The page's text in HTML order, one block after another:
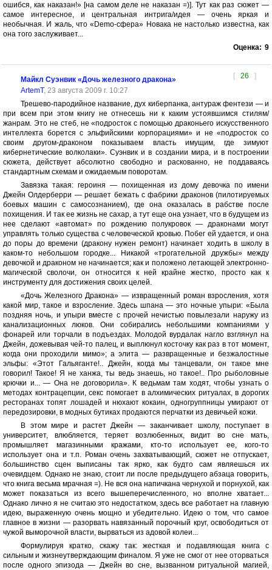
ошибся, как наказан!» [на самом деле не наказан =)]. Тут как раз сюжет —
самое интересное, и центральная интрига/идея — очень яркая и
необычная. И жаль, что «Demo-сфера» Новака не настолько известна, как
она того заслуживает...
Оценка: 9
[ 26 ]
Майкл Суэнвик «Дочь железного дракона»
ArtemT, 23 августа 2009 г. 10:27
Трешево-пародийное название, дух киберпанка, антураж фентези — и
при всем при этом книгу не отнесешь ни к каким устоявшимся стилям/
жанрам. Это не стеб, не «подросток с помощью драконьего искусственного
интеллекта борется с эльфийскими корпорациями» и не «подросток со
своим другом-драконом показываем власть имущим, где зимуют
кибернетические волколаки». Суэнвик и в создании мира, и в построении
сюжета, действует абсолютно свободно и раскованно, не поддаваясь
стандартным схемам и ожидаемым поворотам.
Завязка такая: героиня — похищенная из дому девочка по имени
Джейн Олдерберри — решает бежать с фабрики драконов (пилотируемых
боевых машин с самосознанием), где она оказалась в рабстве после
похищения. И так ее жизнь не сахар, а тут еще она узнает, что в будущем из
нее сделают «автомат» по рождению полукровок — драконами могут
управлять только существа с человеческой кровью. Побег ей удается, и она
до поры до времени (дракону нужен ремонт) начинает ходить в школу в
каком-то небольшом городке... Никакой «трогательной дружбы» между
девочкой и драконом не начинается; как и положено летающей электронно-
магической сволочи, он относится к ней крайне жестко, просто как к
инструменту для достижения своих целей.
«Дочь Железного Дракона» — извращенный роман взросления, хотя
какой мир, такое и взросление. Здесь шпана — это ночные упыри: «Была
поздняя ночь, и упыри вместе с прочей нечистью повылезали наружу из
канализационных люков. Они собирались небольшими компаниями у
фонарей или торчали в подъездах. Молодой вурдалак нагло взглянул на
Джейн, дожевывая чей-то палец, и выплюнул косточку как раз в тот момент,
когда они проходили мимо»; а элита — развращенные и безжалостные
эльфы: «Этот Гальяганте!.. Джейн, когда мы танцевали, он такое мне
говорил! Такое! Я не ханжа, ты ведь знаешь, но такое!.. Про рыболовные
крючки и... — Она не договорила». К ведьмам там ходят, чтобы узнать о
методах контрацепции, секс помогает в алхимических ритуалах, в дорогих
ресторанах топят лошадей и нюхают кокаин, одногруппницы умирают от
передозировки, в модных бутиках продаются перчатки из девичьей кожи.
В этом мире и растет Джейн — заканчивает школу, поступает в
университет, влюбляется, теряет возлюбенных, видит во сне мать,
промышляет магазинными кражами, кто-то использует ее, кого-то
использует она и т.п. Роман очень захватывающий, сюжет не отпускает,
большинство сцен выписаны так ярко, как будто сам являешься их
очевидцем. Однако не знаю, стоит ли после предыдущего абзаца говорить,
что книга весьма мрачная =). Не вся она напичкана чернухой и порнухой, как
может показаться из всего вышеперечисленного, но вполне хватает...
Однако лично я не считаю это недостатком, здесь все работает на главную
идею, выраженную очень мощно и убедительно. Идею о том, что самое
главное в жизни — разорвать навязанный порочный круг, освободиться от
чужой выморочной власти, вырваться из адовой колеи...
Формулируя кратко, скажу так: жесткая и подавляющая книга с
сильным и жизнеутверждающим финалом. Я уже не смог от нее оторваться
после одного эпизода — Джейн во сне, вызванном ритуальной магией,